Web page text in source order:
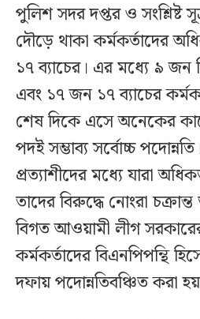
পুলিশ সদর দপ্তর ও সংশ্লিষ্ট
দৌড়ে থাকা কর্মকর্তাদের
১৭ ব্যাচের। এর মধ্যে ৯
এবং ১৭ জন ১৭ ব্যাচের
শেষ দিকে এসে অনেকের
পদই সম্ভাব্য সর্বোচ্চ
প্রত্যাশীদের মধ্যে যারা
তাদের বিরুদ্ধে নোংরা
বিগত আওয়ামী লীগ
কর্মকর্তাদের বিএনপিপন্থি
দফায় পদোন্নতিবঞ্চিত করা